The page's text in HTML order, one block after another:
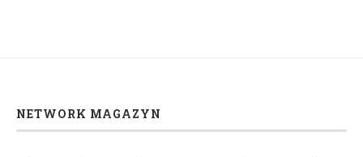
NETWORK MAGAZYN